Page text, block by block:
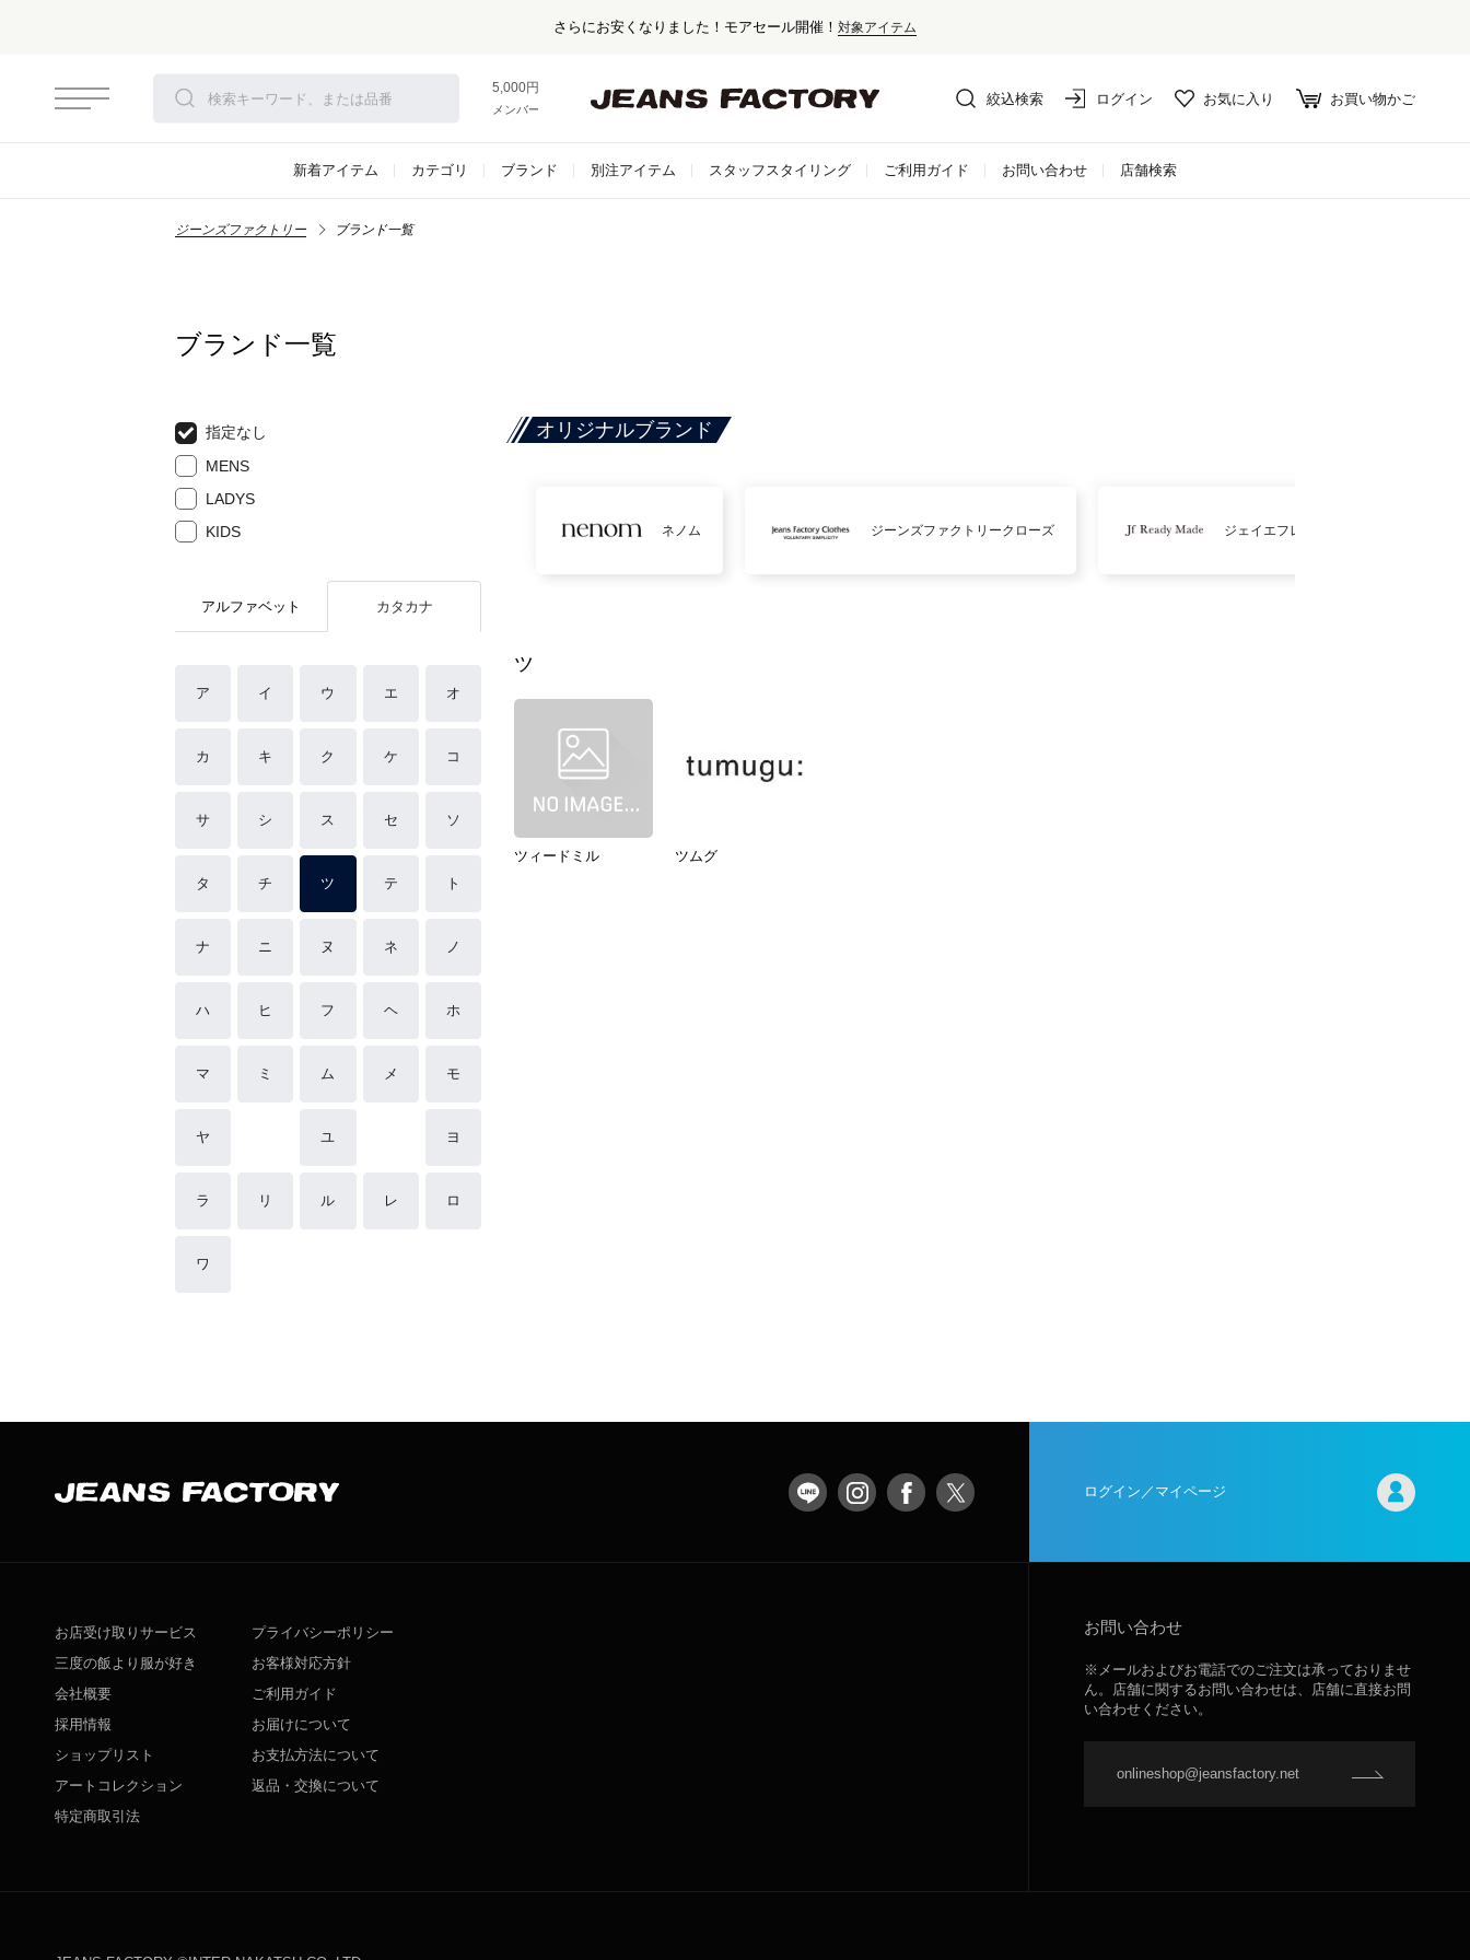
さらにお安くなりました！モアセール開催！ 対象アイテム
5,000円以上お買い上げで送料無料！
メンバー登録でお得な情報をゲット。さらに詳しく
絞込検索 ログイン お気に入り お買い物かご
新着アイテム カテゴリ ブランド 別注アイテム スタッフスタイリング ご利用ガイド お問い合わせ 店舗検索
ジーンズファクトリー ブランド一覧
ブランド一覧
指定なし
MENS
LADYS
KIDS
アルファベット カタカナ
ア イ ウ エ オ
カ キ ク ケ コ
サ シ ス セ ソ
タ チ ツ テ ト
ナ ニ ヌ ネ ノ
ハ ヒ フ ヘ ホ
マ ミ ム メ モ
ヤ ユ ヨ
ラ リ ル レ ロ
ワ
オリジナルブランド
ネノム ジーンズファクトリークローズ ジェイエフレディメイド
ツ
ツィードミル ツムグ
ログイン／マイページ
お店受け取りサービス
三度の飯より服が好き
会社概要
採用情報
ショップリスト
アートコレクション
特定商取引法
プライバシーポリシー
お客様対応方針
ご利用ガイド
お届けについて
お支払方法について
返品・交換について
お問い合わせ
※メールおよびお電話でのご注文は承っておりませ
ん。店舗に関するお問い合わせは、店舗に直接お問
い合わせください。
onlineshop@jeansfactory.net